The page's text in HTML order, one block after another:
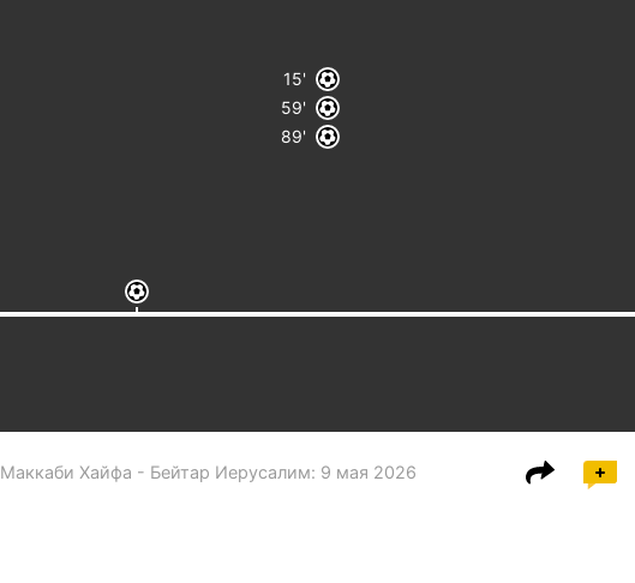
15
59
89
Маккаби Хайфа - Бейтар Иерусалим: 9 мая 2026